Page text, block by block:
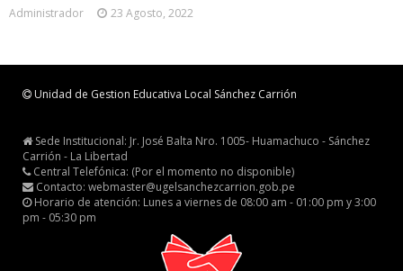
Administrador 23 Agosto, 2022
Unidad de Gestion Educativa Local Sánchez Carrión
Sede Institucional: Jr. José Balta Nro. 1005- Huamachuco - Sánchez
Carrión - La Libertad
Central Telefónica: (Por el momento no disponible)
Contacto: webmaster@ugelsanchezcarrion.gob.pe
Horario de atención: Lunes a viernes de 08:00 am - 01:00 pm y 3:00
pm - 05:30 pm